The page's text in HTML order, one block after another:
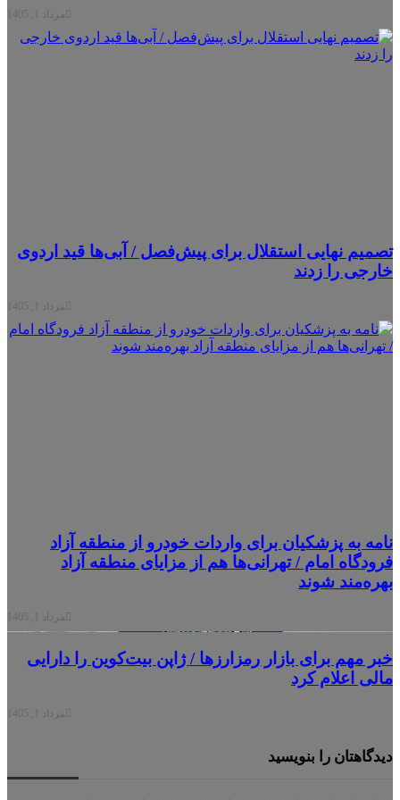
مرداد 1, 1405
نهایی استقلال برای پیش‌فصل / آبی‌ها قید اردوی
را زدند
مرداد 1, 1405
به پزشکیان برای واردات خودرو از منطقه آزاد
امام / تهرانی‌ها هم از مزایای منطقه آزاد
شوند
مرداد 1, 1405
مهم برای بازار رمزارزها / ژاپن بیت‌کوین را دارایی
اعلام کرد
مرداد 1, 1405
را بنویسید